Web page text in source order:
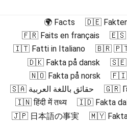
🌍 Facts
🇩🇪
🇫🇷 Faits en français
🇪🇸
🇮🇹 Fatti in Italiano
🇧🇷 🇵🇹
🇩🇰 Fakta på dansk
🇸🇪
🇳🇴 Fakta på norsk
🇫🇮
🇸🇦 حقائق باللغة العربية
🇬🇷
🇮🇳 हिंदी में तथ्य
🇮🇩 Fakta
🇯🇵 日本語の事実
🇲🇾 Fakta